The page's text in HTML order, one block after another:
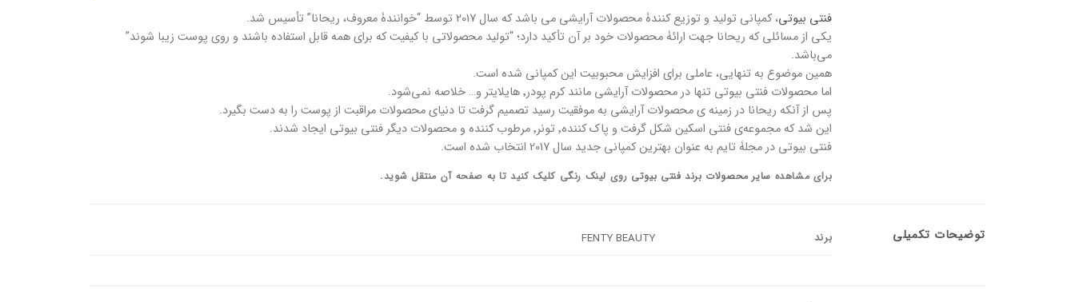
فنتی بیوتی، کمپانی تولید و توزیع کنندۀ محصولات آرایشی می باشد که سال 2017 توسط “خوانندۀ معروف، ریحانا” تأسیس شد.
یکی از مسائلی که ریحانا جهت ارائۀ محصولات خود بر آن تأکید دارد؛ “تولید محصولاتی با کیفیت که برای همه قابل استفاده باشند و روی پوست زیبا شوند”
می‌باشد.
همین موضوع به تنهایی، عاملی برای افزایش محبوبیت این کمپانی شده است.
اما محصولات فنتی بیوتی تنها در محصولات آرایشی مانند کرم پودر٬ هایلایتر و… خلاصه نمی‌شود.
پس از آنکه ریحانا در زمینه ی محصولات آرایشی به موفقیت رسید تصمیم گرفت تا دنیای محصولات مراقبت از پوست را به دست بگیرد.
این شد که مجموعه‌ی فنتی اسکین شکل گرفت و پاک کننده٬ تونر٬ مرطوب کننده و محصولات دیگر فنتی‌ بیوتی ایجاد شدند.
فنتی بیوتی در مجلۀ تایم به عنوان بهترین کمپانی جدید سال 2017 انتخاب شده است.
برای مشاهده سایر محصولات برند فنتی بیوتی روی لینک رنگی کلیک کنید تا به صفحه آن منتقل شوید.
توضیحات تکمیلی برند FENTY BEAUTY